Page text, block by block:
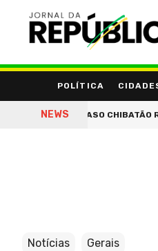
POLÍTICA
NEWS
CASO CHIBATÃO REGISTRA
Notícias Gerais